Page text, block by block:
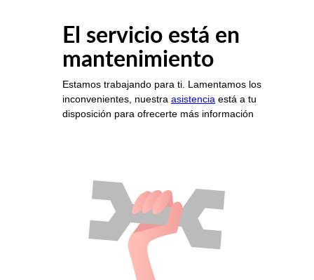
El servicio está en
mantenimiento
Estamos trabajando para ti. Lamentamos los
inconvenientes, nuestra asistencia está a tu
disposición para ofrecerte más información